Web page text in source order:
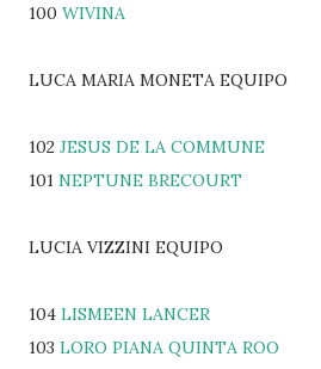
100 WIVINA
LUCA MARIA MONETA EQUIPO
102 JESUS DE LA COMMUNE
101 NEPTUNE BRECOURT
LUCIA VIZZINI EQUIPO
104 LISMEEN LANCER
103 LORO PIANA QUINTA ROO